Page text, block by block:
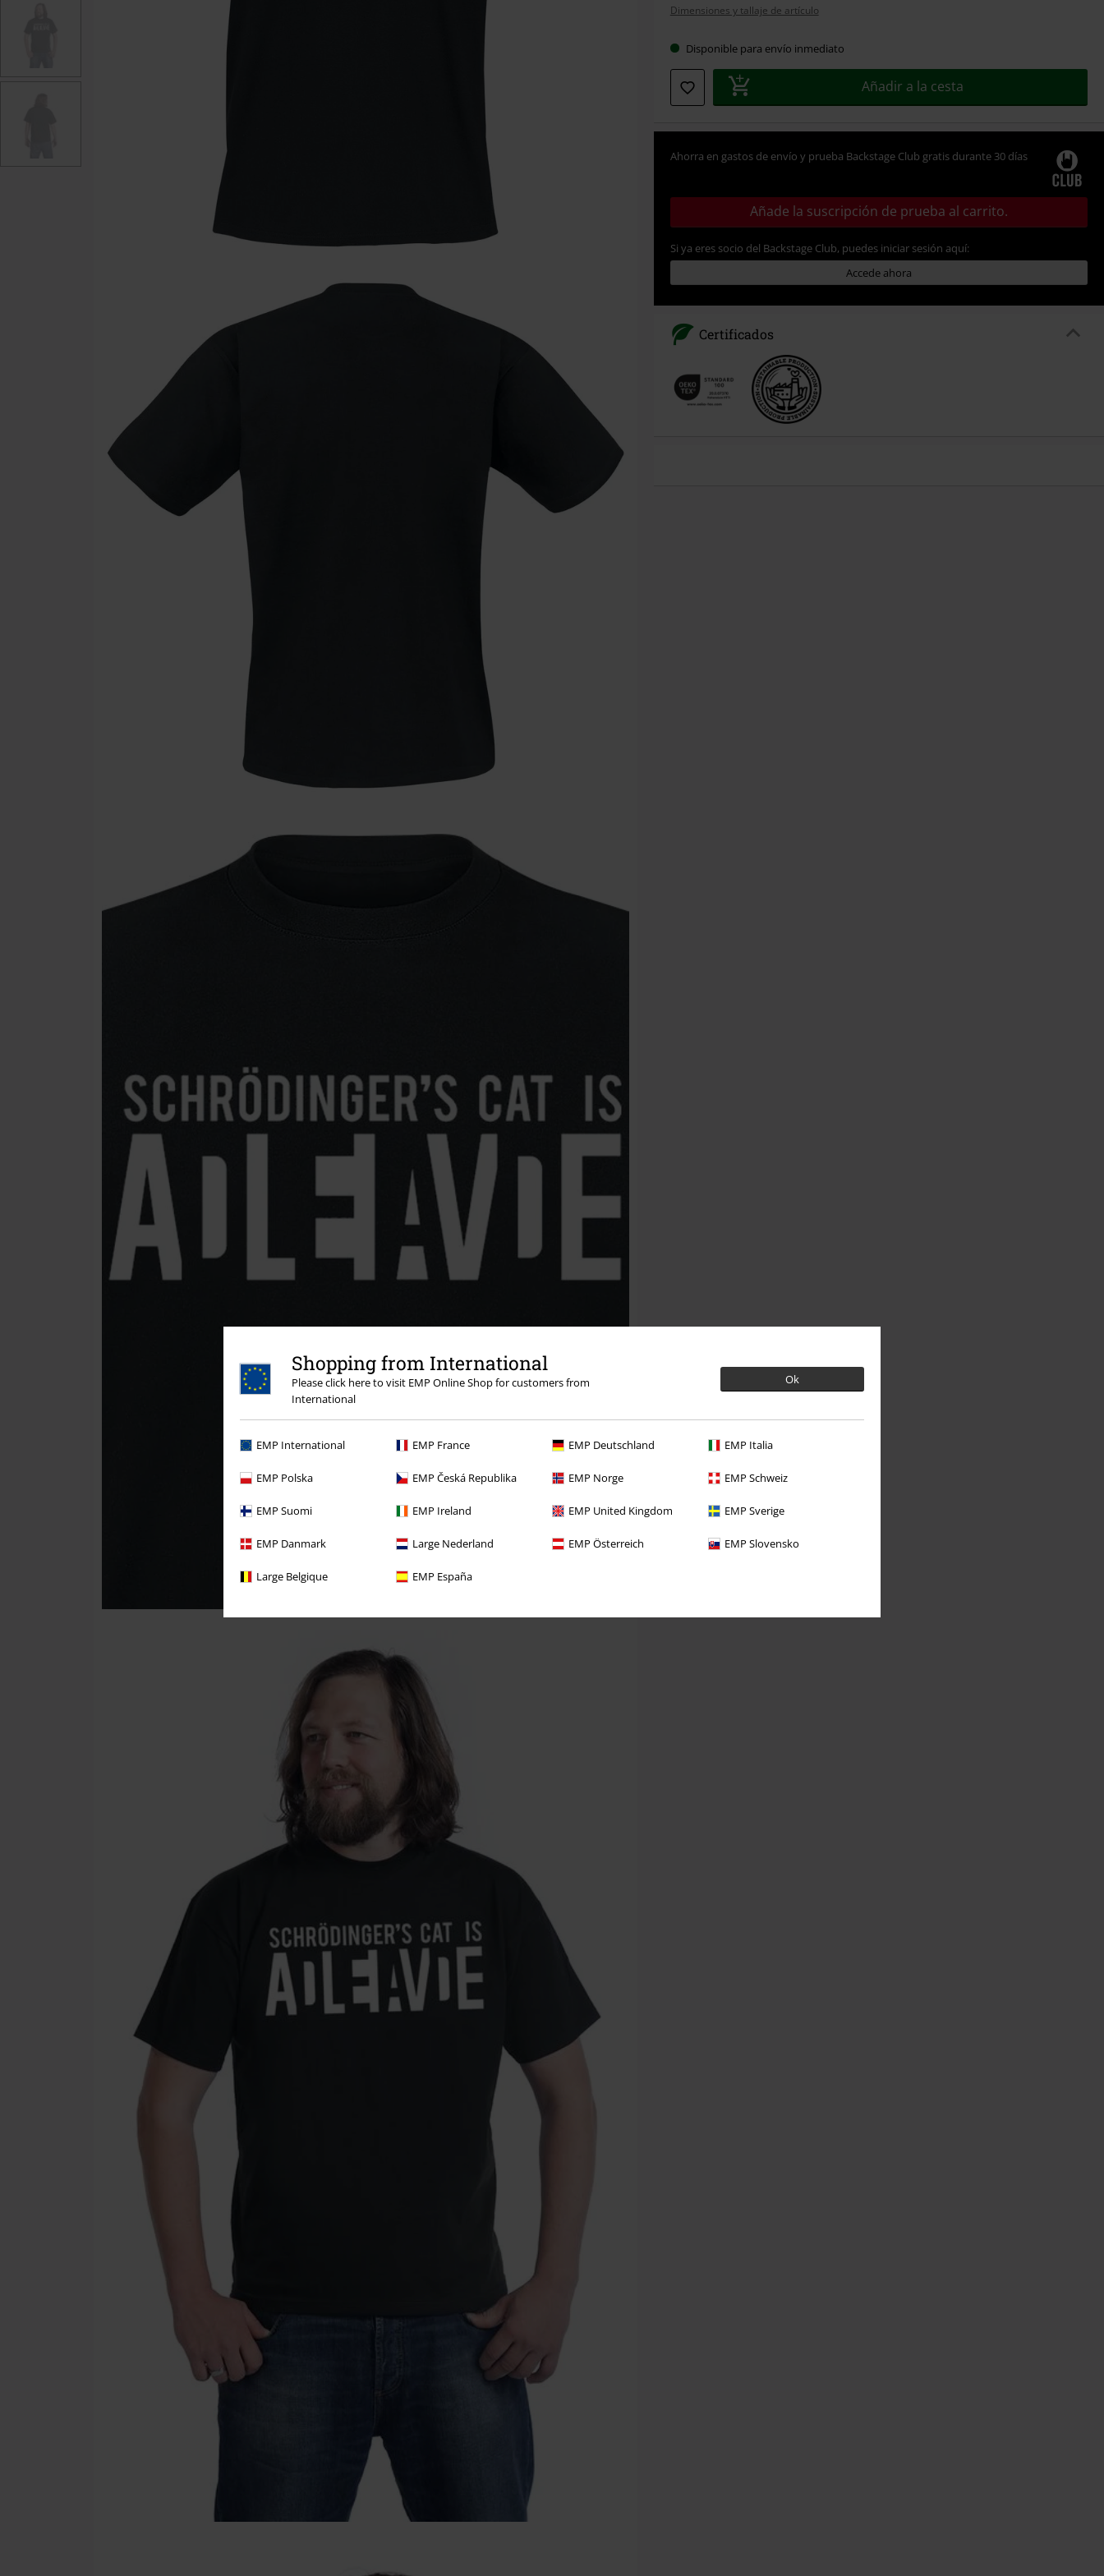
Shopping from International
Please click here to visit EMP Online Shop for customers from
International
Ok
EMP International EMP France EMP Deutschland EMP Italia
EMP Polska EMP Česká Republika EMP Norge EMP Schweiz
EMP Suomi EMP Ireland EMP United Kingdom EMP Sverige
EMP Danmark Large Nederland EMP Österreich EMP Slovensko
Large Belgique EMP España
talla
Dimensiones y tallaje de artículo
Disponible para envío inmediato
Añadir a la cesta
Ahorra en gastos de envío y prueba Backstage Club gratis durante 30 días
Añade la suscripción de prueba al carrito.
Si ya eres socio del Backstage Club, puedes iniciar sesión aquí:
Accede ahora
Certificados